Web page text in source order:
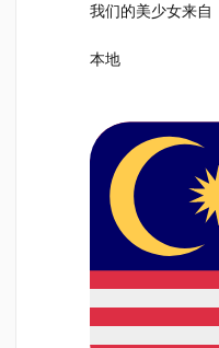
我们的美少女来自
本地